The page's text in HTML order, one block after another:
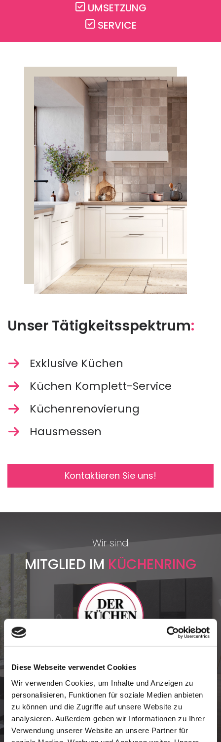
Diese Webseite verwendet Cookies
Wir verwenden Cookies, um Inhalte und Anzeigen zu
personalisieren, Funktionen für soziale Medien anbieten
zu können und die Zugriffe auf unsere Website zu
analysieren. Außerdem geben wir Informationen zu Ihrer
Verwendung unserer Website an unsere Partner für
UMSETZUNG
SERVICE
Unser Tätigkeitsspektrum:
Exklusive Küchen
Küchen Komplett-Service
Küchenrenovierung
Hausmessen
Kontaktieren Sie uns!
Wir sind
MITGLIED IM KÜCHENRING
Als Mitglied im Küchenring profitieren wir von einem
innovativen Küchenlösungen. So bieten wir Ihnen
kompetente Beratung, erstklassige Qualität und
individuelle Küchen nach Maß.